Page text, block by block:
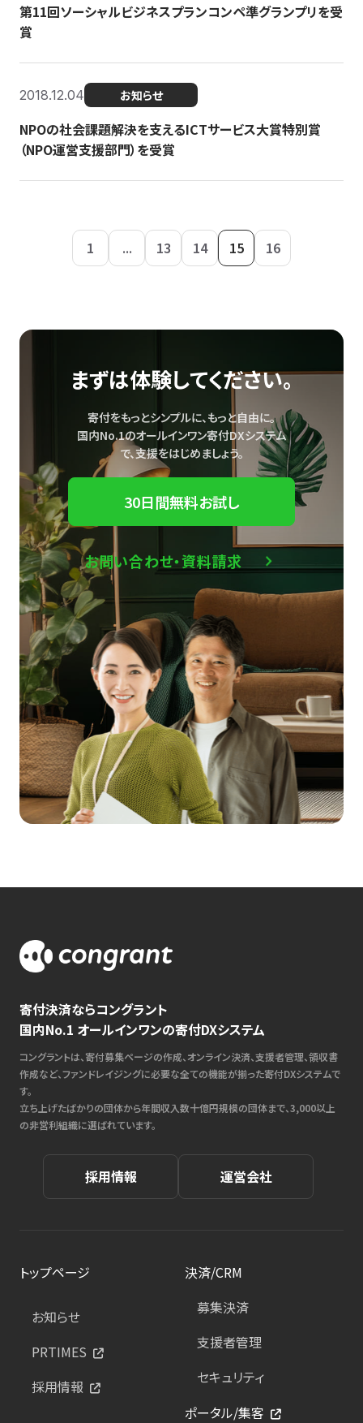
第11回ソーシャルビジネスプランコンペ準グランプリを受
賞
2018.12.04 お知らせ
NPOの社会課題解決を支えるICTサービス大賞特別賞
（NPO運営支援部門）を受賞
1 ... 13 14 15 16
まずは体験してください。
寄付をもっとシンプルに、もっと自由に。
国内No.1のオールインワン寄付DXシステム
で、支援をはじめましょう。
30日間無料お試し
お問い合わせ・資料請求
寄付決済ならコングラント
国内No.1 オールインワンの寄付DXシステム
コングラントは、寄付募集ページの作成、オンライン決済、支援者管理、領収書
作成など、ファンドレイジングに必要な全ての機能が揃った寄付DXシステムで
す。
立ち上げたばかりの団体から年間収入数十億円規模の団体まで、3,000以上
の非営利組織に選ばれています。
採用情報 運営会社
トップページ
お知らせ
PRTIMES
採用情報
決済/CRM
募集決済
支援者管理
セキュリティ
ポータル/集客